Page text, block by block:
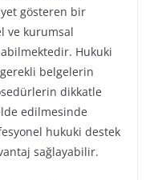
gösteren bir
ve kurumsal
Hukuki
belgelerin
dikkatle
edilmesinde
hukuki destek
sağlayabilir.